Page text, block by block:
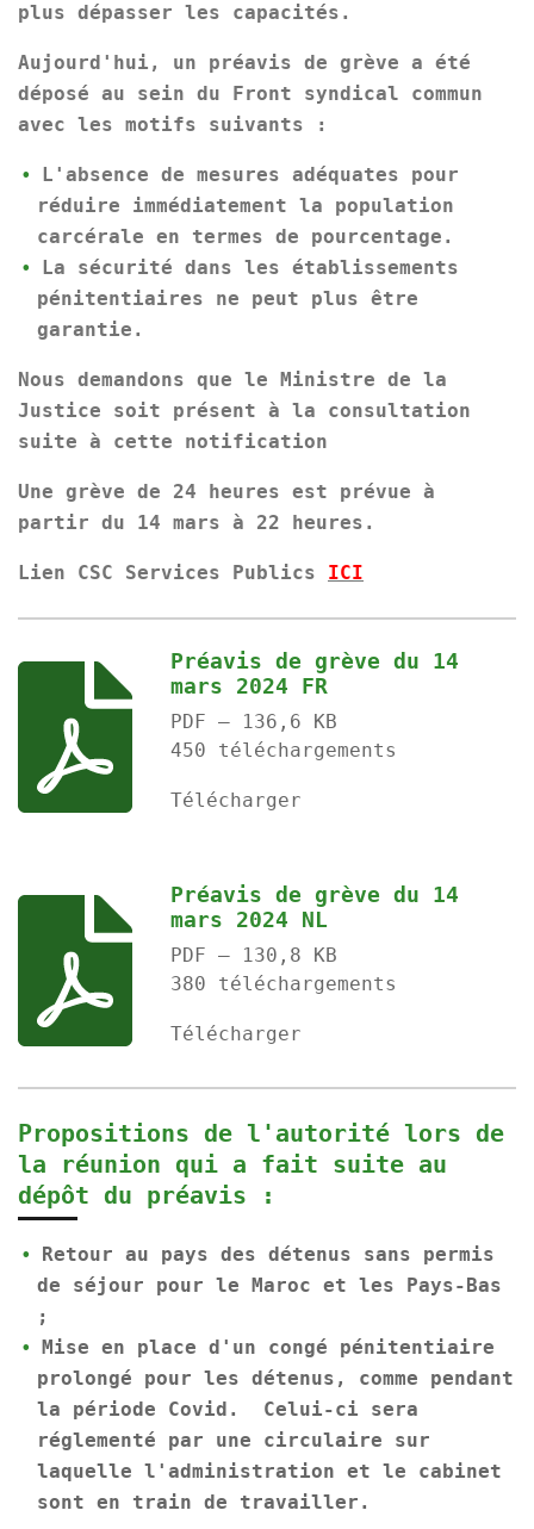
plus dépasser les capacités.
Aujourd'hui, un préavis de grève a été
déposé au sein du Front syndical commun
avec les motifs suivants :
L'absence de mesures adéquates pour
réduire immédiatement la population
carcérale en termes de pourcentage.
La sécurité dans les établissements
pénitentiaires ne peut plus être
garantie.
Nous demandons que le Ministre de la
Justice soit présent à la consultation
suite à cette notification
Une grève de 24 heures est prévue à
partir du 14 mars à 22 heures.
Lien CSC Services Publics ICI
Préavis de grève du 14
mars 2024 FR
PDF – 136,6 KB
450 téléchargements
Télécharger
Préavis de grève du 14
mars 2024 NL
PDF – 130,8 KB
380 téléchargements
Télécharger
Propositions de l'autorité lors de
la réunion qui a fait suite au
dépôt du préavis :
Retour au pays des détenus sans permis
de séjour pour le Maroc et les Pays-Bas
;
Mise en place d'un congé pénitentiaire
prolongé pour les détenus, comme pendant
la période Covid. Celui-ci sera
réglementé par une circulaire sur
laquelle l'administration et le cabinet
sont en train de travailler.